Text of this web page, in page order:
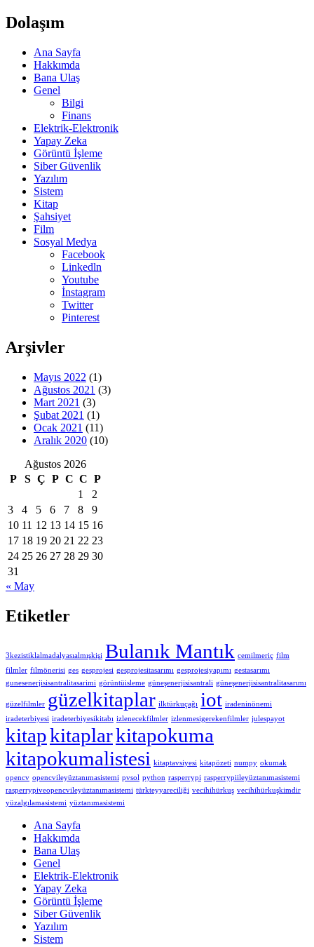
Dolaşım
Ana Sayfa
Hakkımda
Bana Ulaş
Genel
Bilgi
Finans
Elektrik-Elektronik
Yapay Zeka
Görüntü İşleme
Siber Güvenlik
Yazılım
Sistem
Kitap
Şahsiyet
Film
Sosyal Medya
Facebook
Linkedln
Youtube
İnstagram
Twitter
Pinterest
Arşivler
Mayıs 2022 (1)
Ağustos 2021 (3)
Mart 2021 (3)
Şubat 2021 (1)
Ocak 2021 (11)
Aralık 2020 (10)
Ağustos 2026
P
S Ç P C C P
1
2
3
4 5 6 7 8
9
10 11 12 13 14 15 16
17 18 19 20 21 22 23
24 25 26 27 28 29 30
31
« May
Etiketler
3kezistiklalmadalyasıalmışkişi Bulanık Mantık cemilmeriç film
filmler filmönerisi ges gesprojesi gesprojesitasarımı gesprojesiyapımı gestasarımı
gunesenerjisisantralitasarimi görüntüisleme güneşenerjisisantrali güneşenerjisisantralitasarımı
güzelfilmler güzelkitaplar ilktürkuçağı iot iradeninönemi
iradeterbiyesi iradeterbiyesikitabı izlenecekfilmler izlenmesigerekenfilmler julespayot
kitapkitaplarkitapokuma
kitapokumalistesi kitaptavsiyesi kitapözeti numpy okumak
opencv opencvileyüztanımasistemi pvsol python rasperrypi rasperrypiileyüztanımasistemi
rasperrypiveopencvileyüztanımasistemi türkteyyareciliği vecihihürkuş vecihihürkuşkimdir
yüzalgılamasistemi yüztanımasistemi
Ana Sayfa
Hakkımda
Bana Ulaş
Genel
Elektrik-Elektronik
Yapay Zeka
Görüntü İşleme
Siber Güvenlik
Yazılım
Sistem